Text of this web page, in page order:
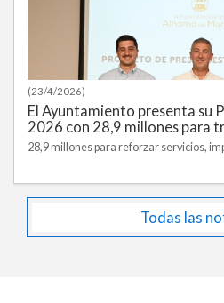
(23/4/2026)
El Ayuntamiento presenta su
2026 con 28,9 millones para
28,9 millones para reforzar servicios,
Todas las